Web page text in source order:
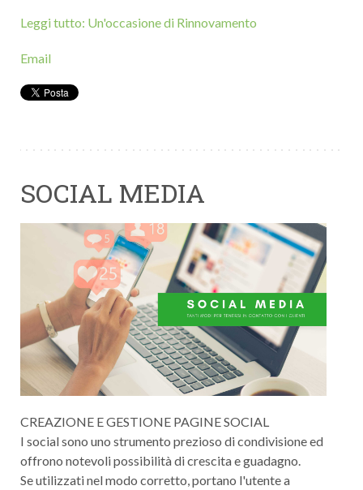
Leggi tutto: Un'occasione di Rinnovamento
Email
SOCIAL MEDIA
CREAZIONE E GESTIONE PAGINE SOCIAL
I social sono uno strumento prezioso di condivisione ed
offrono notevoli possibilità di crescita e guadagno.
Se utilizzati nel modo corretto, portano l'utente a